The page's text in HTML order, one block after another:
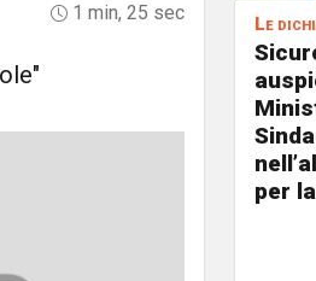
1 min, 25 sec Le
per la